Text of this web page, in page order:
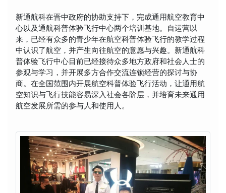
新通航科在晋中政府的协助支持下，完成通用航空教育中
心以及通航科普体验飞行中心两个培训基地。自运营以
来，已经有众多的青少年在航空科普体验飞行的教学过程
中认识了航空，并产生向往航空的意愿与兴趣。新通航科
普体验飞行中心目前已经接待众多地方政府和社会人士的
参观与学习，并开展多方合作交流连锁经营的探讨与协
商。在全国范围内开展航空科普体验飞行活动，让通用航
空知识与飞行技能容易深入社会各阶层，并培育未来通用
航空发展所需的参与人和使用人。